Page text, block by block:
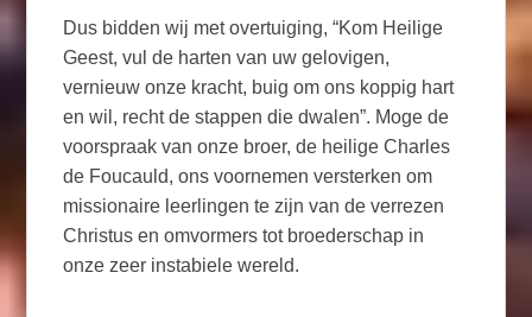
Dus bidden wij met overtuiging, “Kom Heilige
Geest, vul de harten van uw gelovigen,
vernieuw onze kracht, buig om ons koppig hart
en wil, recht de stappen die dwalen”. Moge de
voorspraak van onze broer, de heilige Charles
de Foucauld, ons voornemen versterken om
missionaire leerlingen te zijn van de verrezen
Christus en omvormers tot broederschap in
onze zeer instabiele wereld.